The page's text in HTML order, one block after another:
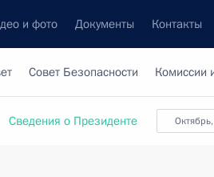
и фото Документы Контакты
Совет Безопасности Комиссии
Сведения о Президенте